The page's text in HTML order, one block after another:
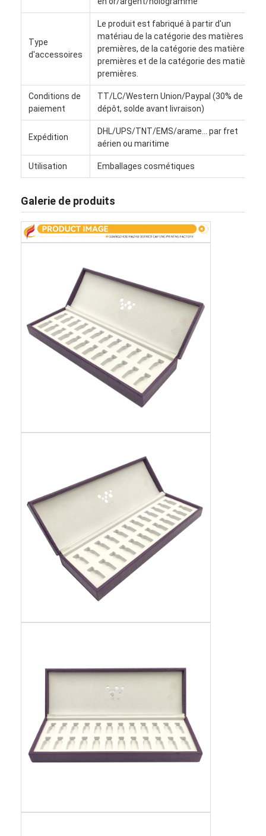
Visite de l'usine
Contrôle de qualité
Impression de boîtes d'emballage
Boîte de empaquetage cosmétique
Boîte d'emballage électronique
sacs de papier de cadeau
boîte de papier pliante
boîte d'affichage
Les étagères de vente au détail
Étiquette adhésive
Sac facial d'emballage de masque
Impression de brochures sur mesure
Paquet rouge personnalisé
Type
d'accessoires
Le produit est fabriqué à partir d'un
matériau de la catégorie des matières
premières, de la catégorie des matières
premières et de la catégorie des matières
premières.
Conditions de
paiement
TT/LC/Western Union/Paypal (30% de
dépôt, solde avant livraison)
Expédition
DHL/UPS/TNT/EMS/arame... par fret
aérien ou maritime
Utilisation Emballages cosmétiques
Galerie de produits